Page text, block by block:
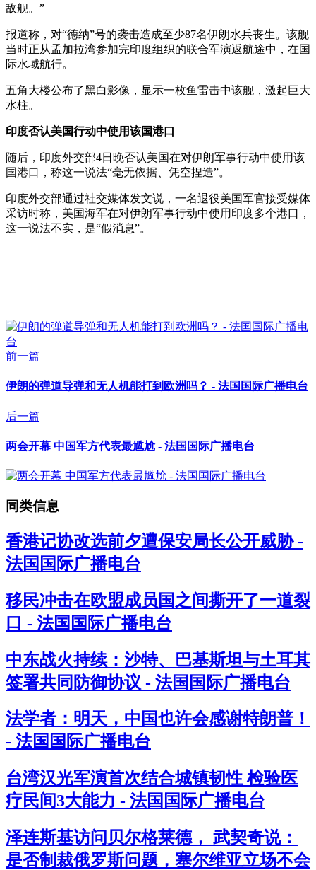
敌舰。”
报道称，对“德纳”号的袭击造成至少87名伊朗水兵丧生。该舰
当时正从孟加拉湾参加完印度组织的联合军演返航途中，在国
际水域航行。
五角大楼公布了黑白影像，显示一枚鱼雷击中该舰，激起巨大
水柱。
印度否认美国行动中使用该国港口
随后，印度外交部4日晚否认美国在对伊朗军事行动中使用该
国港口，称这一说法“毫无依据、凭空捏造”。
印度外交部通过社交媒体发文说，一名退役美国军官接受媒体
采访时称，美国海军在对伊朗军事行动中使用印度多个港口，
这一说法不实，是“假消息”。
前一篇
伊朗的弹道导弹和无人机能打到欧洲吗？ - 法国国际广播电台
后一篇
两会开幕 中国军方代表最尴尬 - 法国国际广播电台
同类信息
香港记协改选前夕遭保安局长公开威胁 -
法国国际广播电台
移民冲击在欧盟成员国之间撕开了一道裂
口 - 法国国际广播电台
中东战火持续：沙特、巴基斯坦与土耳其
签署共同防御协议 - 法国国际广播电台
法学者：明天，中国也许会感谢特朗普！
- 法国国际广播电台
台湾汉光军演首次结合城镇韧性 检验医
疗民间3大能力 - 法国国际广播电台
泽连斯基访问贝尔格莱德， 武契奇说：
是否制裁俄罗斯问题，塞尔维亚立场不会